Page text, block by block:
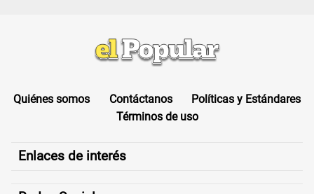
Quiénes somos Contáctanos
Políticas y Estándares
Términos de uso
Enlaces de interés